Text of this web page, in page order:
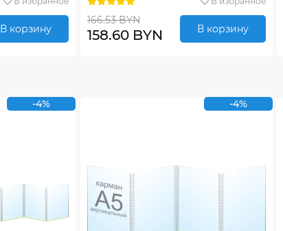
В корзину
166.53 BYN
158.60 BYN В корзину
-4% -4%